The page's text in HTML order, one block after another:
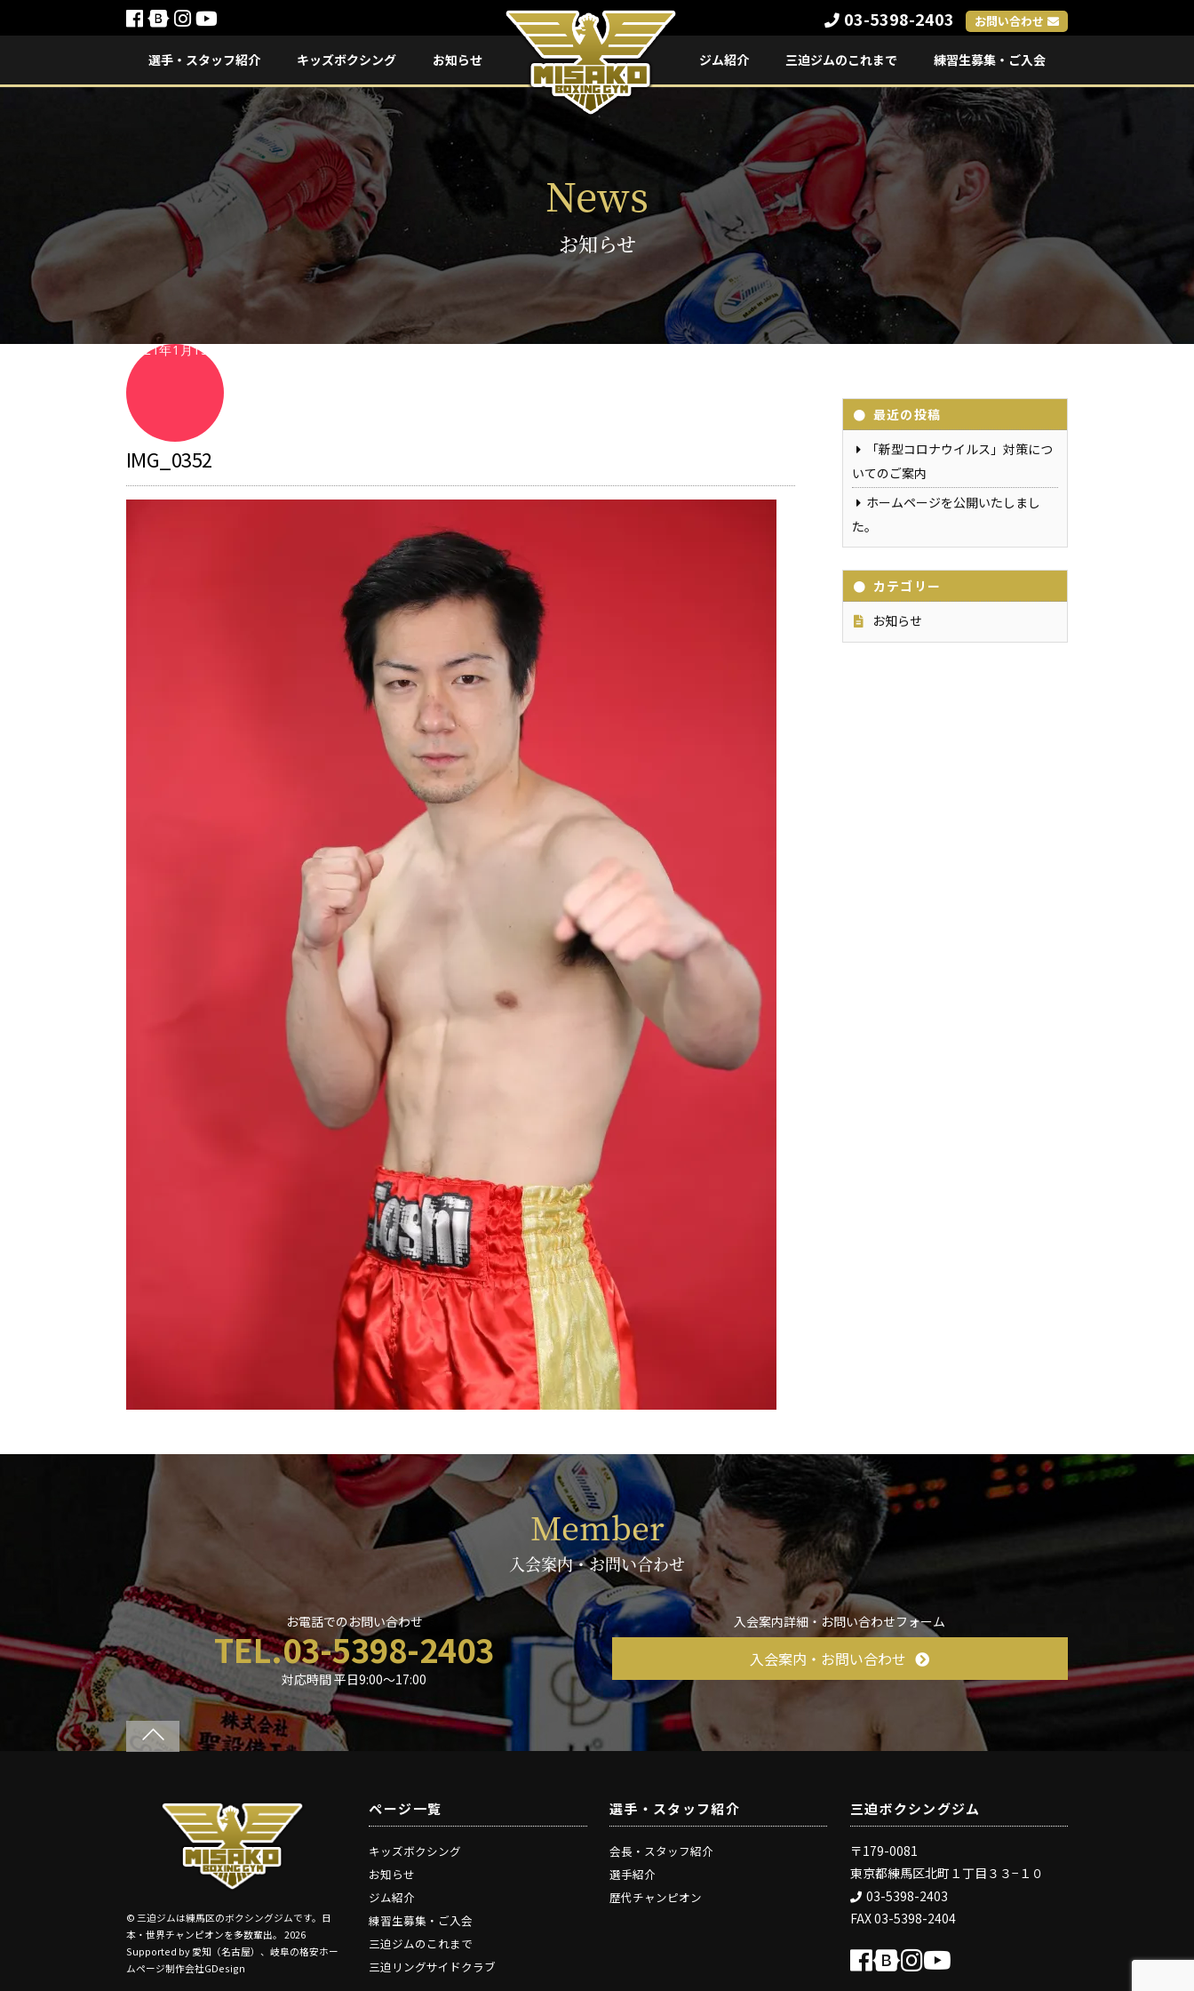
03-5398-2403 お問い合わせ
選手・スタッフ紹介 キッズボクシング お知らせ ジム紹介 三迫ジムのこれまで 練習生募集・ご入会
News
お知らせ
2021年1月15日
IMG_0352
最近の投稿
「新型コロナウイルス」対策につ
いてのご案内
ホームページを公開いたしまし
た。
カテゴリー
お知らせ
Member
入会案内・お問い合わせ
お電話でのお問い合わせ
TEL.03-5398-2403
対応時間 平日9:00〜17:00
入会案内詳細・お問い合わせフォーム
入会案内・お問い合わせ
© 三迫ジムは練馬区のボクシングジムです。日
本・世界チャンピオンを多数輩出。 2026
Supported by 愛知（名古屋）、岐阜の格安ホー
ムページ制作会社GDesign
ページ一覧
キッズボクシング
お知らせ
ジム紹介
練習生募集・ご入会
三迫ジムのこれまで
三迫リングサイドクラブ
選手・スタッフ紹介
会長・スタッフ紹介
選手紹介
歴代チャンピオン
三迫ボクシングジム
〒179-0081
東京都練馬区北町１丁目３３−１０
03-5398-2403
FAX 03-5398-2404